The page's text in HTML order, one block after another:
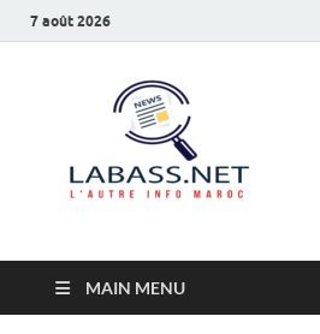
7 août 2026
MAIN MENU